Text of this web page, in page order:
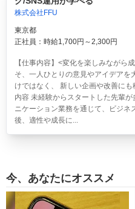
株式会社FFU
東京都
正社員：時給1,700円～2,300円
【仕事内容】<変化を楽しみながら
そ、一人ひとりの意見やアイデアを
けではなく、 新しい企画や改善に
内容 未経験からスタートした先輩
ニケーション業務を通じて、ビジネ
後、適性や成長に...
今、あなたにオススメ